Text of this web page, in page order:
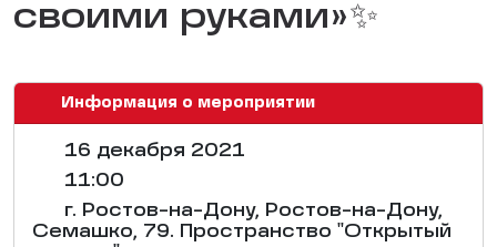
своими руками»✨
Информация о мероприятии
16 декабря 2021
11:00
г. Ростов-на-Дону, Ростов-на-Дону,
Семашко, 79. Пространство "Открытый